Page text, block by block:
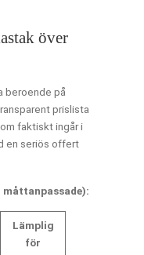
över
beroende på
prislista
faktiskt ingår i
en seriös offert
Lämplig
för